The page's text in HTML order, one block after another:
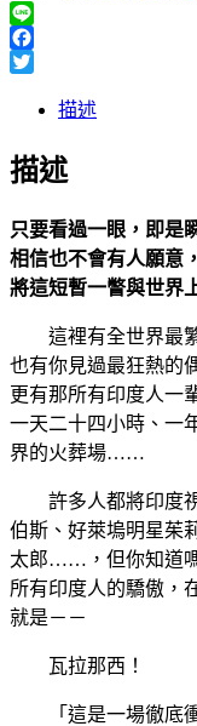
Line
Facebook
描述
描述
只要看過一眼，即是
相信也不會有人願意，
將這短暫一瞥與世界
這裡有全世界最繁
也有你見過最狂熱的
更有那所有印度人一
一天二十四小時、一
界的火葬場……
許多人都將印度視
伯斯、好萊塢明星茱
太郎……，但你知道
所有印度人的驕傲，
就是－－
瓦拉那西！
「這是一場徹底衝